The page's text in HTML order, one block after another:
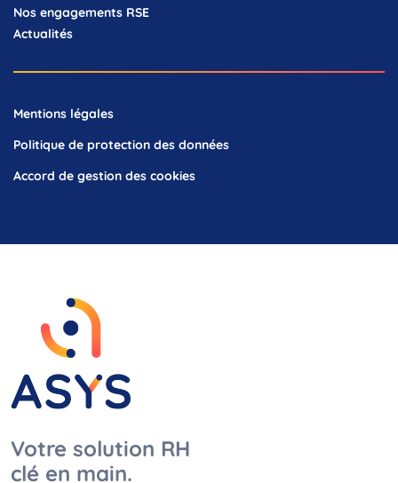
Nos engagements RSE
Actualités
Mentions légales
Politique de protection des données
Accord de gestion des cookies
Votre solution RH
clé en main.